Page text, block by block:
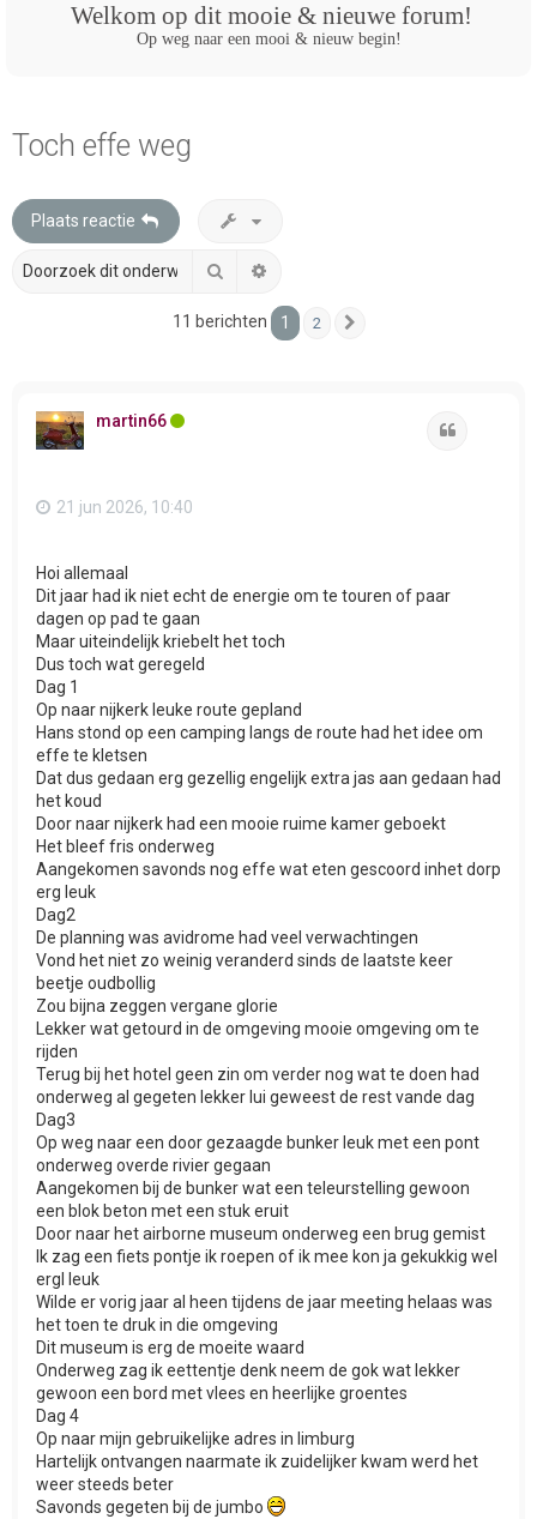
Welkom op dit mooie & nieuwe forum!
Op weg naar een mooi & nieuw begin!
Toch effe weg
Plaats reactie
Zoek
11 berichten 1 2
martin66
21 jun 2026, 10:40
Hoi allemaal
Dit jaar had ik niet echt de energie om te touren of paar
dagen op pad te gaan
Maar uiteindelijk kriebelt het toch
Dus toch wat geregeld
Dag 1
Op naar nijkerk leuke route gepland
Hans stond op een camping langs de route had het idee om
effe te kletsen
Dat dus gedaan erg gezellig engelijk extra jas aan gedaan had
het koud
Door naar nijkerk had een mooie ruime kamer geboekt
Het bleef fris onderweg
Aangekomen savonds nog effe wat eten gescoord inhet dorp
erg leuk
Dag2
De planning was avidrome had veel verwachtingen
Vond het niet zo weinig veranderd sinds de laatste keer
beetje oudbollig
Zou bijna zeggen vergane glorie
Lekker wat getourd in de omgeving mooie omgeving om te
rijden
Terug bij het hotel geen zin om verder nog wat te doen had
onderweg al gegeten lekker lui geweest de rest vande dag
Dag3
Op weg naar een door gezaagde bunker leuk met een pont
onderweg overde rivier gegaan
Aangekomen bij de bunker wat een teleurstelling gewoon
een blok beton met een stuk eruit
Door naar het airborne museum onderweg een brug gemist
Ik zag een fiets pontje ik roepen of ik mee kon ja gekukkig wel
ergl leuk
Wilde er vorig jaar al heen tijdens de jaar meeting helaas was
het toen te druk in die omgeving
Dit museum is erg de moeite waard
Onderweg zag ik eettentje denk neem de gok wat lekker
gewoon een bord met vlees en heerlijke groentes
Dag 4
Op naar mijn gebruikelijke adres in limburg
Hartelijk ontvangen naarmate ik zuidelijker kwam werd het
weer steeds beter
Savonds gegeten bij de jumbo